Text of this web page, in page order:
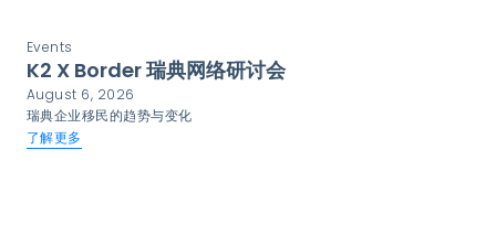
Events
K2 X Border 瑞典网络研讨会
August 6, 2026
瑞典企业移民的趋势与变化
了解更多